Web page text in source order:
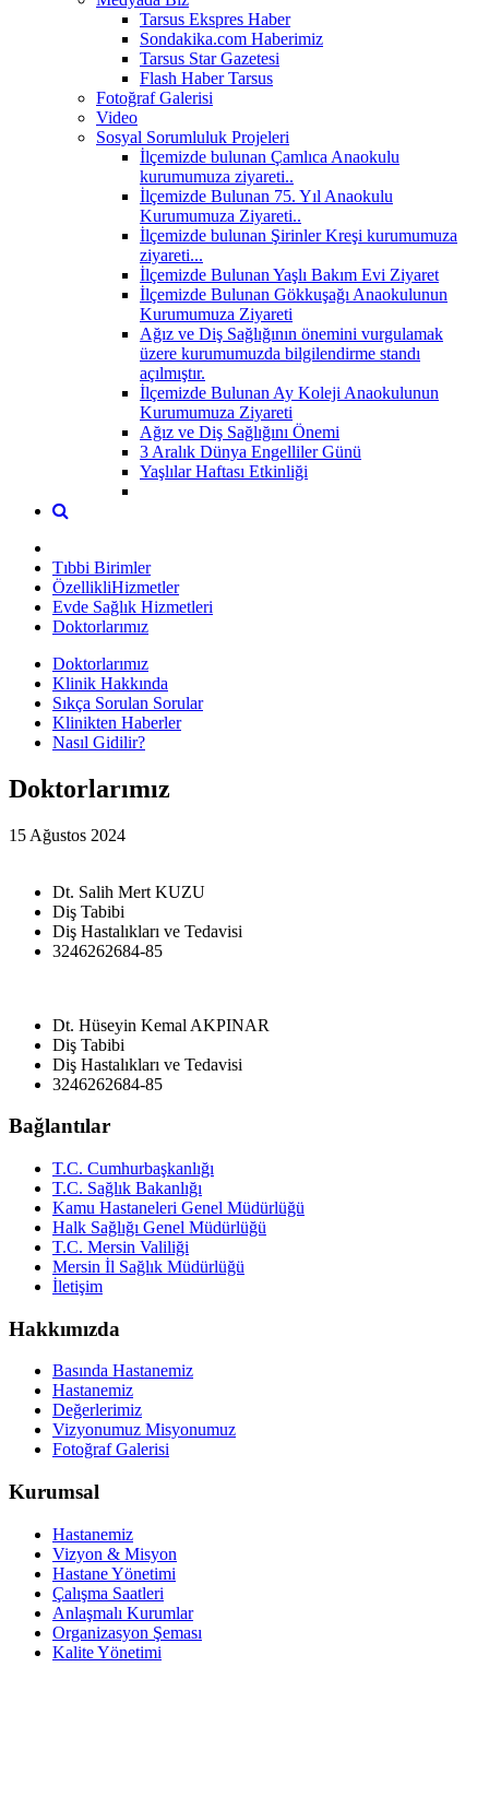
Tarsus Ekspres Haber
Sondakika.com Haberimiz
Tarsus Star Gazetesi
Flash Haber Tarsus
Fotoğraf Galerisi
Video
Sosyal Sorumluluk Projeleri
İlçemizde bulunan Çamlıca Anaokulu
kurumumuza ziyareti..
İlçemizde Bulunan 75. Yıl Anaokulu
Kurumumuza Ziyareti..
İlçemizde bulunan Şirinler Kreşi kurumumuza
ziyareti...
İlçemizde Bulunan Yaşlı Bakım Evi Ziyaret
İlçemizde Bulunan Gökkuşağı Anaokulunun
Kurumumuza Ziyareti
Ağız ve Diş Sağlığının önemini vurgulamak
üzere kurumumuzda bilgilendirme standı
açılmıştır.
İlçemizde Bulunan Ay Koleji Anaokulunun
Kurumumuza Ziyareti
Ağız ve Diş Sağlığını Önemi
3 Aralık Dünya Engelliler Günü
Yaşlılar Haftası Etkinliği
Tıbbi Birimler
ÖzellikliHizmetler
Evde Sağlık Hizmetleri
Doktorlarımız
Doktorlarımız
Klinik Hakkında
Sıkça Sorulan Sorular
Klinikten Haberler
Nasıl Gidilir?
Doktorlarımız
15 Ağustos 2024
Dt. Salih Mert KUZU
Diş Tabibi
Diş Hastalıkları ve Tedavisi
3246262684-85
Dt. Hüseyin Kemal AKPINAR
Diş Tabibi
Diş Hastalıkları ve Tedavisi
3246262684-85
Bağlantılar
T.C. Cumhurbaşkanlığı
T.C. Sağlık Bakanlığı
Kamu Hastaneleri Genel Müdürlüğü
Halk Sağlığı Genel Müdürlüğü
T.C. Mersin Valiliği
Mersin İl Sağlık Müdürlüğü
İletişim
Hakkımızda
Basında Hastanemiz
Hastanemiz
Değerlerimiz
Vizyonumuz Misyonumuz
Fotoğraf Galerisi
Kurumsal
Hastanemiz
Vizyon & Misyon
Hastane Yönetimi
Çalışma Saatleri
Anlaşmalı Kurumlar
Organizasyon Şeması
Kalite Yönetimi